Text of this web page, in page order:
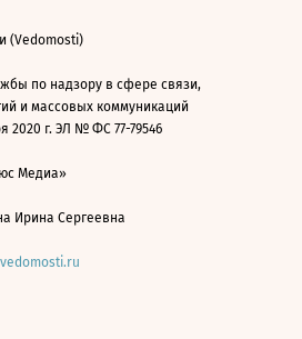
(Vedomosti)
по надзору в сфере связи,
и массовых коммуникаций
2020 г. ЭЛ № ФС 77-79546
Медиа»
Ирина Сергеевна